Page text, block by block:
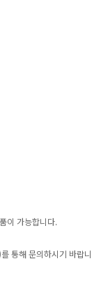
이 가능합니다.
통해 문의하시기 바랍니